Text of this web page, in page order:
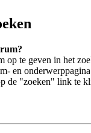
op te geven in het
en
de "zoeken" link te